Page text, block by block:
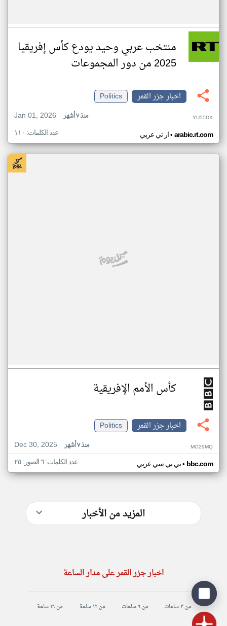
منتخب عربي وحيد يودع كأس إفريقيا
2025 من دور المجموعات
اخبار جزر القمر
Politics
Jan 01, 2026
منذ ٧ أشهر YU55DX
ار تي عربي• arabic.rt.com عدد الكلمات: ١١٠
كأس الأمم الإفريقية
اخبار جزر القمر
Politics
Dec 30, 2025
منذ ٧ أشهر MO29MQ
بي بي سي عربي• bbc.com عدد الكلمات: ٦ الصور: ٢٥
المزيد من الأخبار
اخبار جزر القمر على مدار الساعة
من ٣ ساعات من ٦ ساعات من ١٢ ساعة من ١٦ ساعة